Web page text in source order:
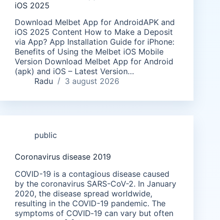
iOS 2025
Download Melbet App for AndroidAPK and
iOS 2025 Content How to Make a Deposit
via App? App Installation Guide for iPhone:
Benefits of Using the Melbet iOS Mobile
Version Download Melbet App for Android
(apk) and iOS – Latest Version…
Radu
3 august 2026
public
Coronavirus disease 2019
COVID-19 is a contagious disease caused
by the coronavirus SARS-CoV-2. In January
2020, the disease spread worldwide,
resulting in the COVID-19 pandemic. The
symptoms of COVID‑19 can vary but often